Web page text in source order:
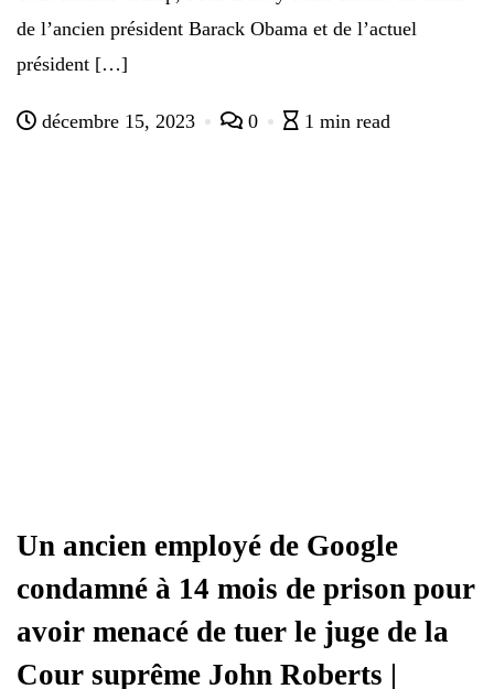
de l’ancien président Barack Obama et de l’actuel
président […]
décembre 15, 2023 0 1 min read
Un ancien employé de Google
condamné à 14 mois de prison pour
avoir menacé de tuer le juge de la
Cour suprême John Roberts |